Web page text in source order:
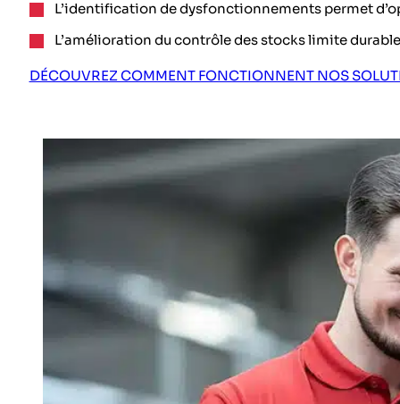
L’identification de dysfonctionnements permet
L’amélioration du contrôle des stocks limite
DÉCOUVREZ COMMENT FONCTIONNENT NOS